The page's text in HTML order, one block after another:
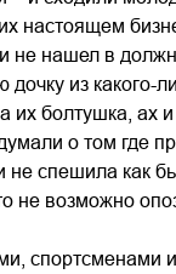
настоящем
и не нашел в
из какого-
их болтушка, ах
о том где
спешила как
не возможно
спортсменами